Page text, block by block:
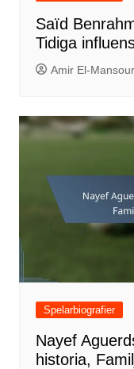
Saïd
Tidiga
Amir El-
Spelarbiografier
Nayef
historia,